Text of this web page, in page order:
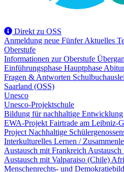
Direkt zu OSS
Anmeldung neue FünferAktuelles
Oberstufe
Informationen zur Oberstufe
Einführungsphase Hauptphase
Fragen & Antworten
Saarland (OSS)
Unesco
Unesco-Projektschule
Bildung für nachhaltige Entwicklung
EWA-Projekt Fairtrade am Leibniz-
Project Nachhaltige
Interkulturelles Lernen /
Austausch mit Frankreich Austausch
Austausch mit Valparaiso (Chile)
Menschenrechts- und